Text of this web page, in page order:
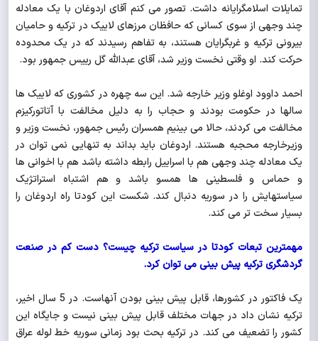
تمایلات اسلامگرایانه داشت. تصور می کنم آقای اردوغان با یک معادله
چند وجهی از سوی کسانی که حافظان مرزهای لاییک در ترکیه و حامیان
بیرونی ترکیه و غربگرایان هستند، به تفاهم رسیدند که در یک محدوده
حرکت کند. او وقتی نخست وزیر شد، آقای عبدالله گل رییس جمهور بود.
احمد داوود اوغلو وزیر خارجه شد. این سه چهره در کشوری که لاییک ها
سالها در حکومت بودند و حجاب را به دلیل مخالفت با آتاتورکیزم
مخالفت می کردند، حالا می بینیم همسران رئیس جمهور، نخست وزیر و
وزیرخارجه محجبه هستند. اردوغان باید بداند به تنهایی نمی توان در
یک معادله چند وجهی هم با اسراییل رابطه داشته باشد هم با اخوانی ها
و حماس و فلسطینی ها همسو باشد و هم اشتباه استراتژیک
سیاستهایش را در سوریه دنبال کند. شکست این کودتا راه اردوغان را
بسیار سخت تر می کند.
مهمترین تبعات کودتا در سیاست ترکیه چیست؟ دست کم در صنعت
گردشگری ترکیه پیش بینی می توان کرد.
یک فاکتور در کشورها، قابل پیش بینی بودن آنهاست. در 5 سال اخیر،
ترکیه نشان داد در جهات مختلف قابل پیش بینی نیست و جایگاه این
کشور را تضعیف می کند. در ترکیه بحث بود زمانی سوریه خط لوله عراق